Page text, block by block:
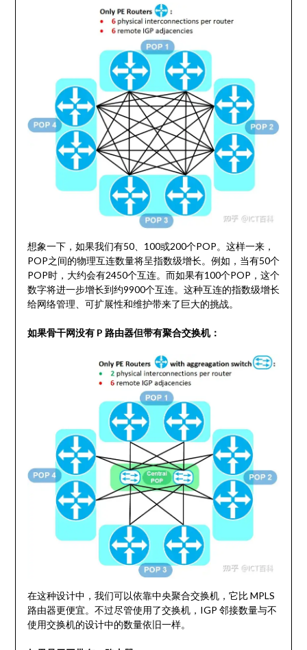
想象一下，如果我们有50、100或200个POP。这样一来，
POP之间的物理互连数量将呈指数级增长。例如，当有50个
POP时，大约会有2450个互连。而如果有100个POP，这个
数字将进一步增长到约9900个互连。这种互连的指数级增长
给网络管理、可扩展性和维护带来了巨大的挑战。
如果骨干网没有 P 路由器但带有聚合交换机：
在这种设计中，我们可以依靠中央聚合交换机，它比 MPLS
路由器更便宜。不过尽管使用了交换机，IGP 邻接数量与不
使用交换机的设计中的数量依旧一样。